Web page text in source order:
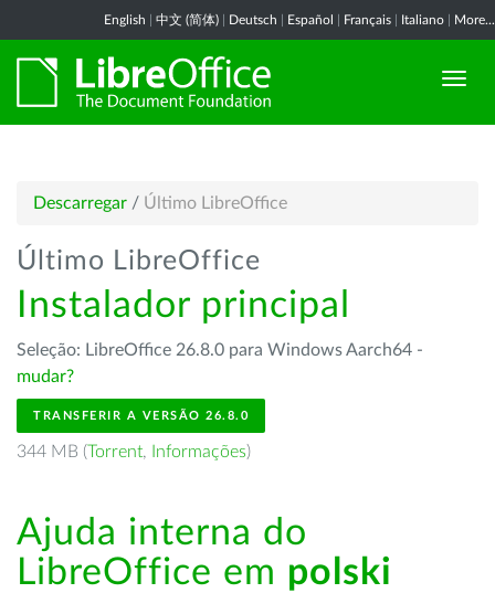
English 中文 (简体) Deutsch Español Français Italiano More...
Descarregar / Último LibreOffice
Último LibreOffice
Instalador principal
Seleção: LibreOffice 26.8.0 para Windows Aarch64 -
mudar?
TRANSFERIR A VERSÃO 26.8.0
344 MB (Torrent, Informações)
Ajuda interna do
LibreOffice em polski